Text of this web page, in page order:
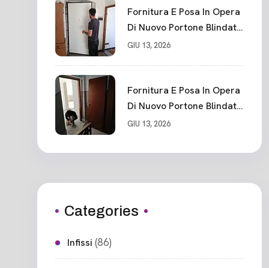
Fornitura E Posa In Opera
Di Nuovo Portone Blindato
Classe 3 Sicurezza
GIU 13, 2026
Fornitura E Posa In Opera
Di Nuovo Portone Blindato
Ceparana
GIU 13, 2026
Categories
Infissi (86)